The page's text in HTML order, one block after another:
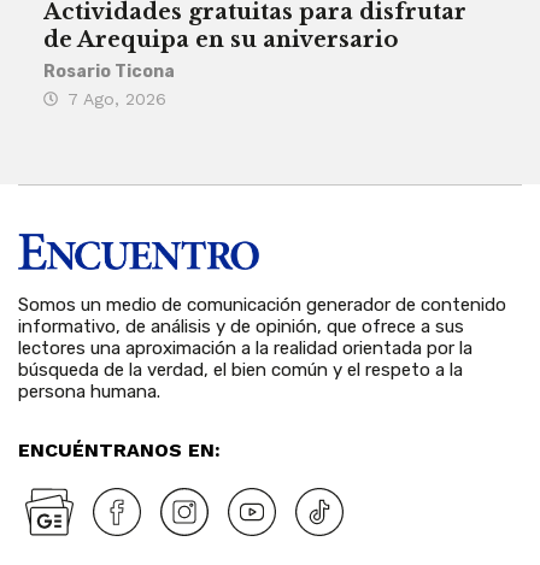
Actividades gratuitas para disfrutar
de Arequipa en su aniversario
Rosario Ticona
7 Ago, 2026
Somos un medio de comunicación generador de contenido
informativo, de análisis y de opinión, que ofrece a sus
lectores una aproximación a la realidad orientada por la
búsqueda de la verdad, el bien común y el respeto a la
persona humana.
ENCUÉNTRANOS EN: